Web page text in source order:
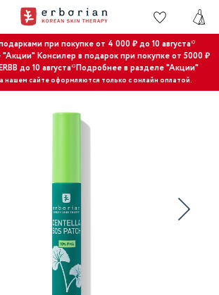
при покупке от 4 000 ₽ до 10 августа*
"Акции"Консилер в подарок при покупке от 5000 ₽
до 10 августа*Подробнее в разделе "Акции"
нашем сайте оформляются только с онлайн оплатой.